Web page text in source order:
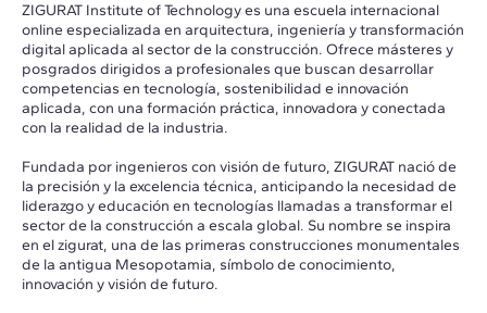
ZIGURAT Institute of Technology es una escuela internacional
online especializada en arquitectura, ingeniería y transformación
digital aplicada al sector de la construcción. Ofrece másteres y
posgrados dirigidos a profesionales que buscan desarrollar
competencias en tecnología, sostenibilidad e innovación
aplicada, con una formación práctica, innovadora y conectada
con la realidad de la industria.
Fundada por ingenieros con visión de futuro, ZIGURAT nació de
la precisión y la excelencia técnica, anticipando la necesidad de
liderazgo y educación en tecnologías llamadas a transformar el
sector de la construcción a escala global. Su nombre se inspira
en el zigurat, una de las primeras construcciones monumentales
de la antigua Mesopotamia, símbolo de conocimiento,
innovación y visión de futuro.